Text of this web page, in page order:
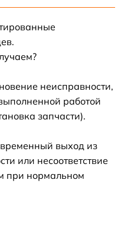
неисправности,
работой
запчасти).
выход из
или несоответствие
при нормальном